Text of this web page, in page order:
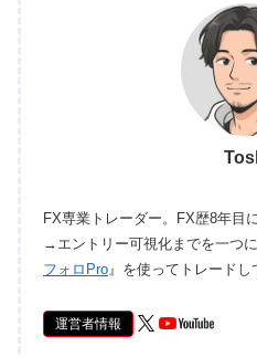
FX専業トレーダー。FX歴8年目
→エントリー可視化までを一つ
フォロPro 』を使ってトレードし
運営者情報